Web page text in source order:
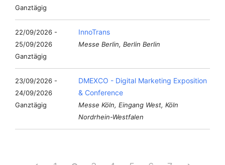
Ganztägig
22/09/2026 -
25/09/2026
Ganztägig
InnoTrans
Messe Berlin, Berlin Berlin
23/09/2026 -
24/09/2026
Ganztägig
DMEXCO - Digital Marketing Exposition
& Conference
Messe Köln, Eingang West, Köln
Nordrhein-Westfalen